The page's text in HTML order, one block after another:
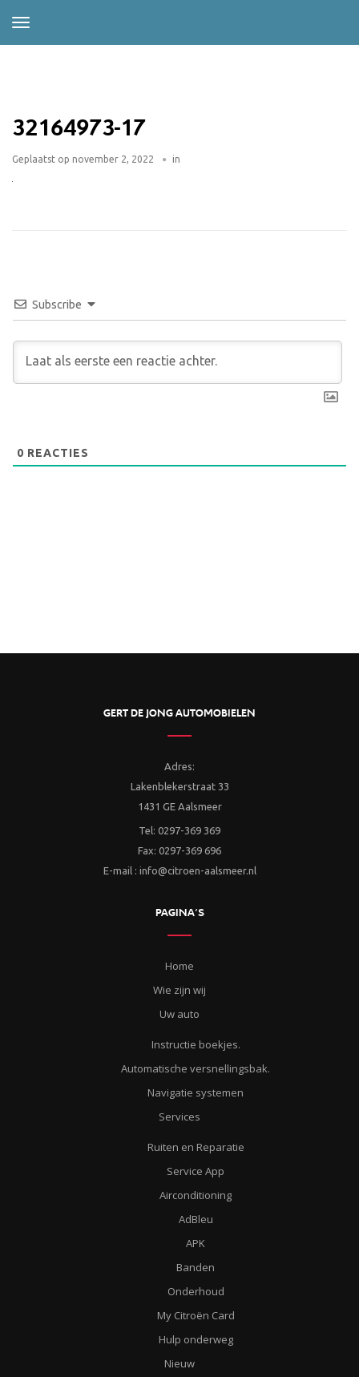
32164973-17
Geplaatst op november 2, 2022 in
Subscribe
0 REACTIES
GERT DE JONG AUTOMOBIELEN
Adres:
Lakenblekerstraat 33
1431 GE Aalsmeer
Tel: 0297-369 369
Fax: 0297-369 696
E-mail : info@citroen-aalsmeer.nl
PAGINA’S
Home
Wie zijn wij
Uw auto
Instructie boekjes.
Automatische versnellingsbak.
Navigatie systemen
Services
Ruiten en Reparatie
Service App
Airconditioning
AdBleu
APK
Banden
Onderhoud
My Citroën Card
Hulp onderweg
Nieuw